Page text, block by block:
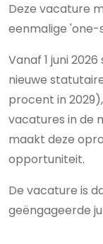
Deze vacature
eenmalige
Vanaf 1 juni
nieuwe
procent in
vacatures in de
maakt deze
opportuniteit.
De vacature is
geëngageerde